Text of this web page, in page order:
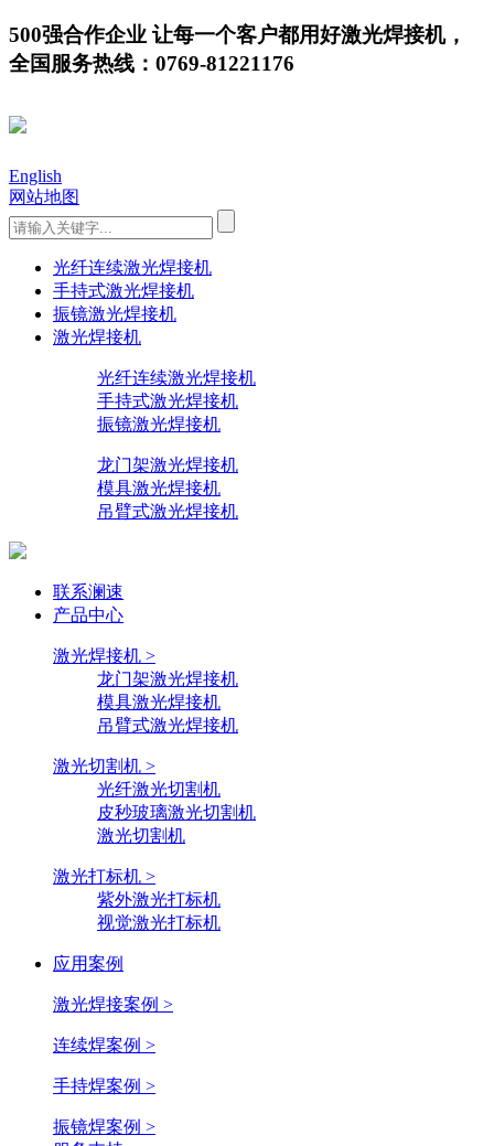
500强合作企业 让每一个客户都用好激光焊接机，
全国服务热线：0769-81221176
English
网站地图
光纤连续激光焊接机
手持式激光焊接机
振镜激光焊接机
激光焊接机
光纤连续激光焊接机
手持式激光焊接机
振镜激光焊接机
龙门架激光焊接机
模具激光焊接机
吊臂式激光焊接机
联系澜速
产品中心
激光焊接机 >
龙门架激光焊接机
模具激光焊接机
吊臂式激光焊接机
激光切割机 >
光纤激光切割机
皮秒玻璃激光切割机
激光切割机
激光打标机 >
紫外激光打标机
视觉激光打标机
应用案例
激光焊接案例 >
连续焊案例 >
手持焊案例 >
振镜焊案例 >